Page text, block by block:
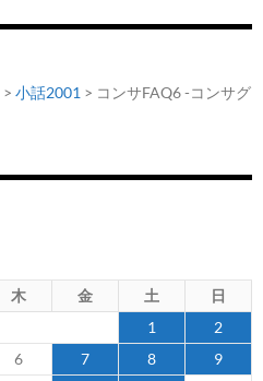
> 小話2001 > コンサFAQ6 -コンサグ
木 金 土
日
1
2
6 7 8
9